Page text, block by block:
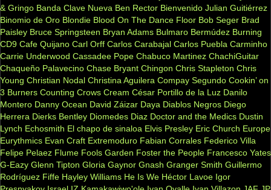
& Gringo Banda Clave Nueva Ben Rector Bienvenido Julian Guitiérrez
Binomio de Oro Blondie Blood On The Dance Floor Bob Seger Brad
Paisley Bruce Springsteen Bryan Adams Bulmaro Bermúdez Burning
CD9 Cafe Quijano Carl Orff Carlos Carabajal Carlos Puebla Carminho
Carrie Underwood Cassadee Pope Chabuco Martinez ChachiGuitar
Chaqueño Palavecino Chase Bryant Chingon Chris Stapleton Chris
Young Christian Nodal Christina Aguilera Compay Segundo Cookin’ on
3 Burners Counting Crows Cream César Portillo de la Luz Danilo
Montero Danny Ocean David Záizar Daya Diablos Negros Diego
Herrera Dierks Bentley Diomedes Diaz Doctor and the Medics Dustin
Lynch Echosmith El chapo de sinaloa Elvis Presley Eric Church Europe
Eurythmics Evan Craft Extremoduro Fabian Corrales Federico Villa
Felipe Pelaez Flume Fools Garden Foster the People Francesco Yates
G-Eazy Glenn Tipton Gloria Gaynor Gnash Granger Smith Guillermo
Rodríguez Fiffe Hayley Williams He Is We Héctor Lavoe Igor